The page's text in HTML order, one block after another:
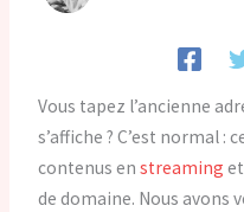
Vous tapez l’ancienne
s’affiche ? C’est normal :
contenus enstreaming
de domaine. Nous avons